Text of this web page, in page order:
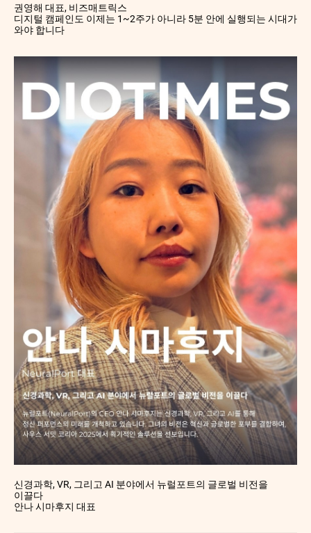
권영해 대표, 비즈매트릭스
디지털 캠페인도 이제는 1~2주가 아니라 5분 안에 실행되는 시대가
와야 합니다
신경과학, VR, 그리고 AI 분야에서 뉴럴포트의 글로벌 비전을
이끌다
안나 시마후지 대표